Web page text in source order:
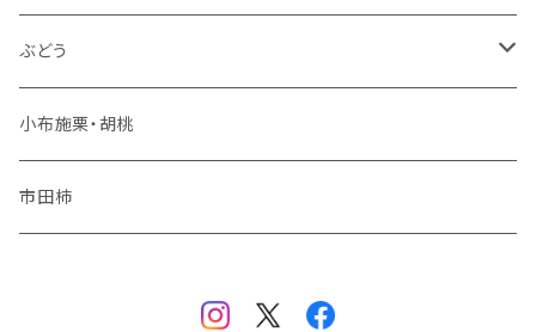
冬りんご
夏りんご
秋りんご
ぶどう
シャインマスカット
ナガノパープル
小布施栗・胡桃
市田柿